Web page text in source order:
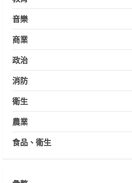
音樂
商業
政治
消防
衛生
農業
食品、衛生